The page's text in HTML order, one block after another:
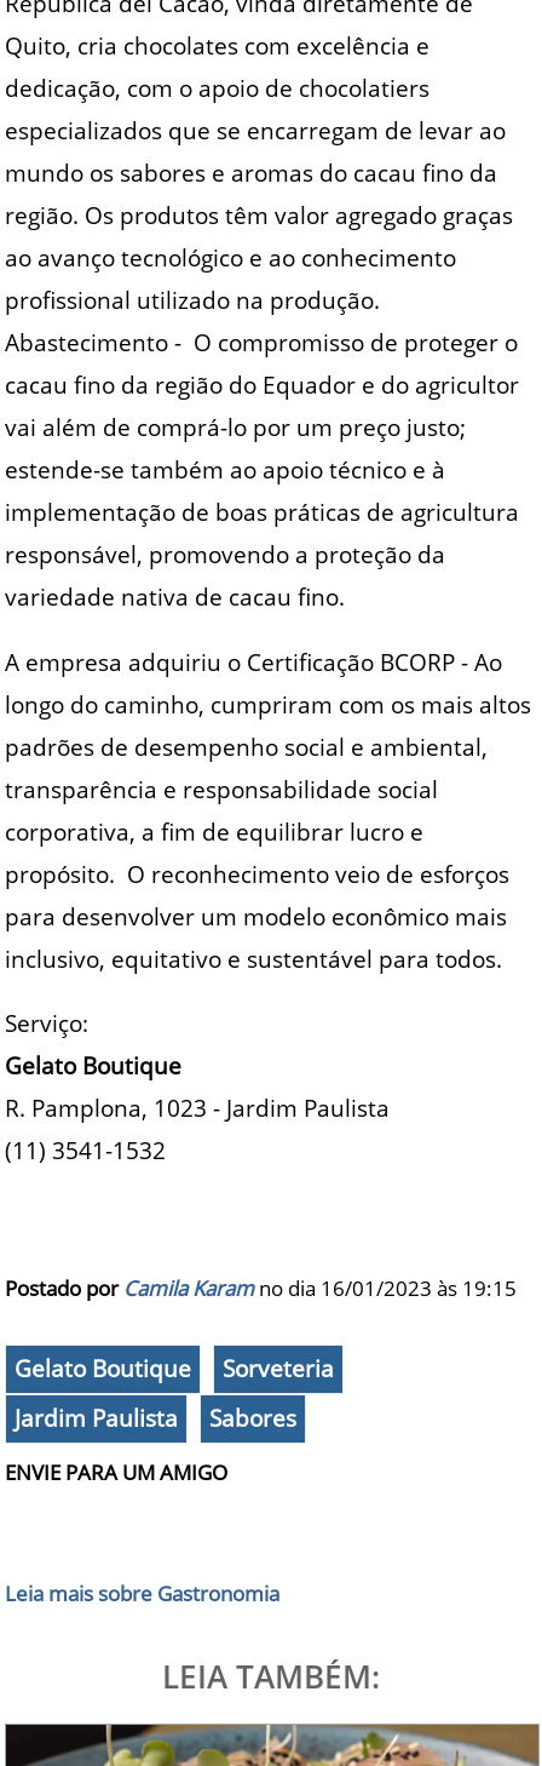
Quito, cria chocolates com excelência e
dedicação, com o apoio de chocolatiers
especializados que se encarregam de levar ao
mundo os sabores e aromas do cacau fino da
região. Os produtos têm valor agregado graças
ao avanço tecnológico e ao conhecimento
profissional utilizado na produção.
Abastecimento - O compromisso de proteger o
cacau fino da região do Equador e do agricultor
vai além de comprá-lo por um preço justo;
estende-se também ao apoio técnico e à
implementação de boas práticas de agricultura
responsável, promovendo a proteção da
variedade nativa de cacau fino.
A empresa adquiriu o Certificação BCORP - Ao
longo do caminho, cumpriram com os mais altos
padrões de desempenho social e ambiental,
transparência e responsabilidade social
corporativa, a fim de equilibrar lucro e
propósito. O reconhecimento veio de esforços
para desenvolver um modelo econômico mais
inclusivo, equitativo e sustentável para todos.
Serviço:
Gelato Boutique
R. Pamplona, 1023 - Jardim Paulista
(11) 3541-1532
Postado por Camila Karamno dia 16/01/2023 às 19:15
Gelato Boutique
Sorveteria
Jardim Paulista
Sabores
ENVIE PARA UM AMIGO
Leia mais sobre Gastronomia
LEIA TAMBÉM: